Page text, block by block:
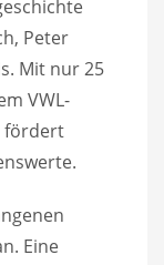
Peter
Mit nur 25
VWL-
fördert
Eine